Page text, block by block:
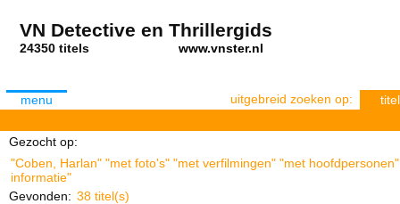
VN Detective en Thrillergids
24350 titels www.vnster.nl
menu uitgebreid zoeken op: titel
Gezocht op:
"Coben, Harlan" "met foto's" "met verfilmingen" "met
informatie"
Gevonden: 38 titel(s)